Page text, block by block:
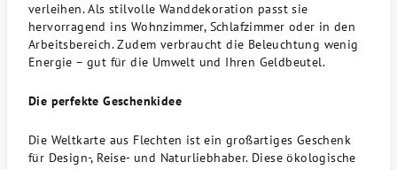
verleihen. Als stilvolle Wanddekoration passt sie
hervorragend ins Wohnzimmer, Schlafzimmer oder in den
Arbeitsbereich. Zudem verbraucht die Beleuchtung wenig
Energie – gut für die Umwelt und Ihren Geldbeutel.
Die perfekte Geschenkidee
Die Weltkarte aus Flechten ist ein großartiges Geschenk
für Design-, Reise- und Naturliebhaber. Diese ökologische